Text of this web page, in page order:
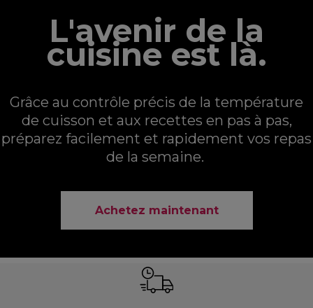
L'avenir de la
cuisine est là.
Grâce au contrôle précis de la température
de cuisson et aux recettes en pas à pas,
préparez facilement et rapidement vos repas
de la semaine.
Achetez maintenant